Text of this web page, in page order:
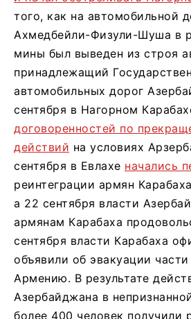
того, как на автомобильной
Ахмедбейли-Физули-Шуша в
мины был выведен из строя
принадлежащий
автомобильных дорог
сентября в Нагорном
договоренностей по
действий на условиях
сентября в Евлахе начались
реинтеграции армян
а 22 сентября власти
армянам Карабаха
сентября власти Карабаха
объявили об эвакуации
Армению. В результате
Азербайджана в
более 400 человек получили